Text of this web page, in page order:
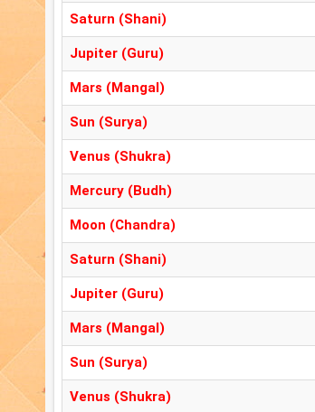
Saturn (Shani)
Jupiter (Guru)
Mars (Mangal)
Sun (Surya)
Venus (Shukra)
Mercury (Budh)
Moon (Chandra)
Saturn (Shani)
Jupiter (Guru)
Mars (Mangal)
Sun (Surya)
Venus (Shukra)